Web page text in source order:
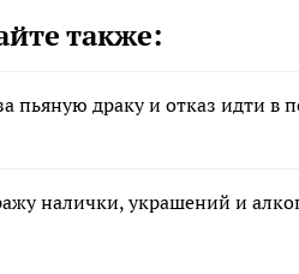
также:
пьяную драку и отказ идти в
налички, украшений и